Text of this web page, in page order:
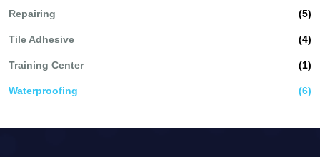
Repairing (5)
Tile Adhesive (4)
Training Center (1)
Waterproofing (6)